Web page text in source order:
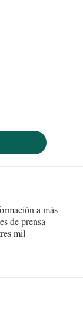
a más
de prensa
mil